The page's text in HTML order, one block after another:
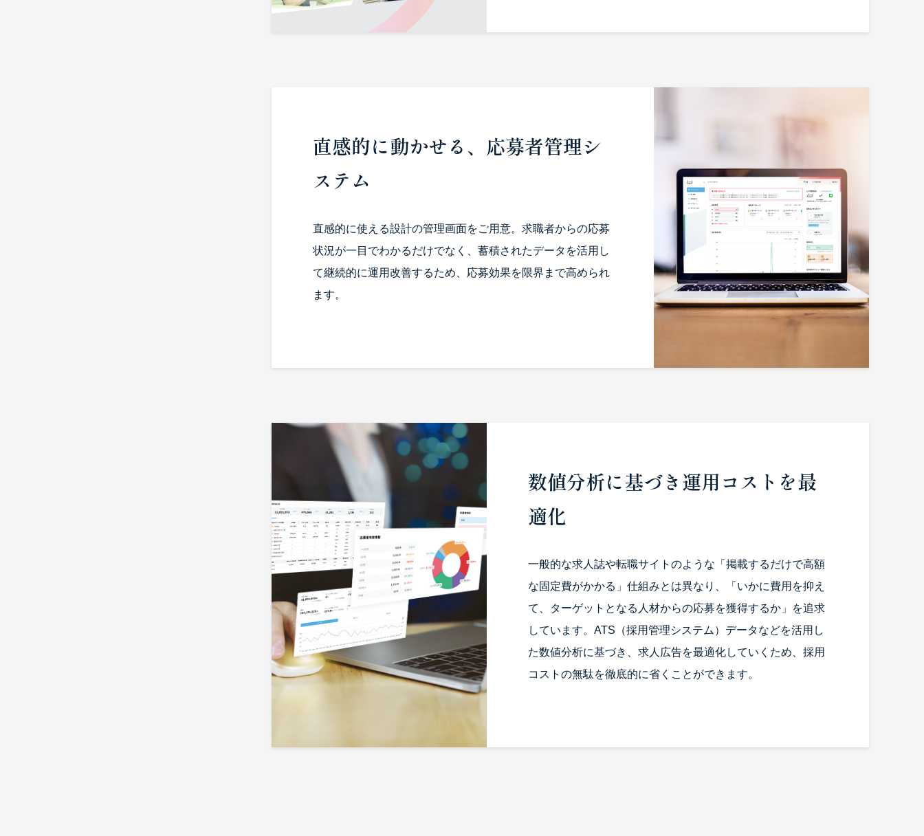
直感的に動かせる、応募者管理シ
ステム
直感的に使える設計の管理画面をご用意。求職者からの応募
状況が一目でわかるだけでなく、蓄積されたデータを活用し
て継続的に運用改善するため、応募効果を限界まで高められ
ます。
数値分析に基づき運用コストを最
適化
一般的な求人誌や転職サイトのような「掲載するだけで高額
な固定費がかかる」仕組みとは異なり、「いかに費用を抑え
て、ターゲットとなる人材からの応募を獲得するか」を追求
しています。ATS（採用管理システム）データなどを活用し
た数値分析に基づき、求人広告を最適化していくため、採用
コストの無駄を徹底的に省くことができます。